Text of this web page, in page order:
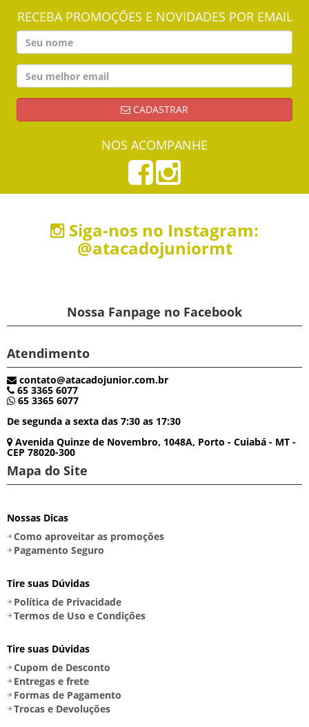
RECEBA PROMOÇÕES E NOVIDADES POR EMAIL
CADASTRAR
NOS ACOMPANHE
Siga-nos no Instagram:
@atacadojuniormt
Nossa Fanpage no Facebook
Atendimento
contato@atacadojunior.com.br
65 3365 6077
65 3365 6077
De segunda a sexta das 7:30 as 17:30
Avenida Quinze de Novembro, 1048A, Porto - Cuiabá - MT -
CEP 78020-300
Mapa do Site
Nossas Dicas
Como aproveitar as promoções
Pagamento Seguro
Tire suas Dúvidas
Política de Privacidade
Termos de Uso e Condições
Tire suas Dúvidas
Cupom de Desconto
Entregas e frete
Formas de Pagamento
Trocas e Devoluções